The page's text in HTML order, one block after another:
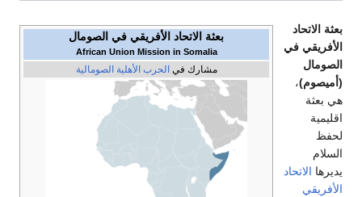
بعثة الاتحاد الأفريقي في الصومال
African Union Mission in Somalia
مشارك في الحرب الأهلية الصومالية
بعثة الاتحاد
الأفريقي في
الصومال
(أميصوم)،
هي بعثة
اقليمية
لحفظ
السلام
يديرها الاتحاد
الأفريقي